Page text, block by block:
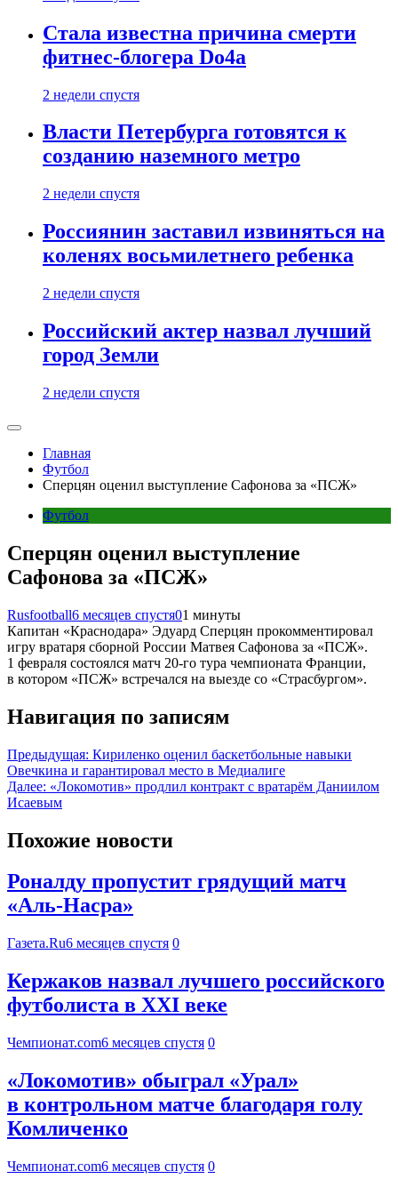
Стала известна причина смерти
фитнес-блогера Do4а
2 недели спустя
Власти Петербурга готовятся к
созданию наземного метро
2 недели спустя
Россиянин заставил извиняться на
коленях восьмилетнего ребенка
2 недели спустя
Российский актер назвал лучший
город Земли
2 недели спустя
Главная
Футбол
Сперцян оценил выступление Сафонова за «ПСЖ»
Футбол
Сперцян оценил выступление
Сафонова за «ПСЖ»
Rusfootball6 месяцев спустя01 минуты
Капитан «Краснодара» Эдуард Сперцян прокомментировал
игру вратаря сборной России Матвея Сафонова за «ПСЖ».
1 февраля состоялся матч 20-го тура чемпионата Франции,
в котором «ПСЖ» встречался на выезде со «Страсбургом».
Навигация по записям
Предыдущая: Кириленко оценил баскетбольные навыки
Овечкина и гарантировал место в Медиалиге
Далее: «Локомотив» продлил контракт с вратарём Даниилом
Исаевым
Похожие новости
Роналду пропустит грядущий матч
«Аль-Насра»
Газета.Ru6 месяцев спустя 0
Кержаков назвал лучшего российского
футболиста в ХХI веке
Чемпионат.com6 месяцев спустя 0
«Локомотив» обыграл «Урал»
в контрольном матче благодаря голу
Комличенко
Чемпионат.com6 месяцев спустя 0